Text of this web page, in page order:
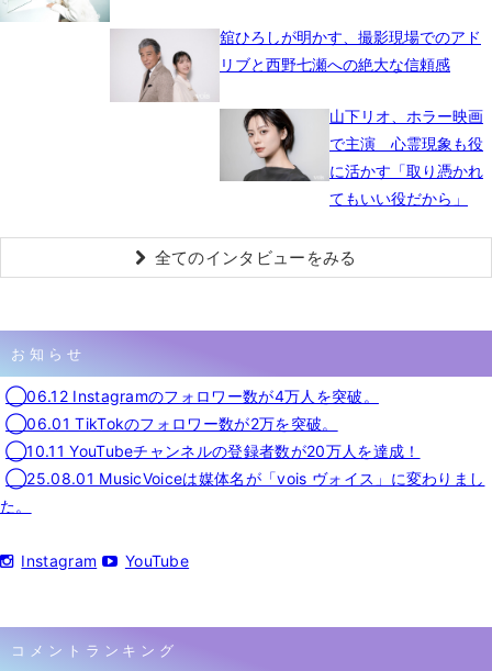
舘ひろしが明かす、撮影現場でのアド
リブと西野七瀬への絶大な信頼感
山下リオ、ホラー映画
で主演 心霊現象も役
に活かす「取り憑かれ
てもいい役だから」
全てのインタビューをみる
お知らせ
◯06.12 Instagramのフォロワー数が4万人を突破。
◯06.01 TikTokのフォロワー数が2万を突破。
◯10.11 YouTubeチャンネルの登録者数が20万人を達成！
◯25.08.01 MusicVoiceは媒体名が「vois ヴォイス」に変わりまし
た。
Instagram YouTube
コメントランキング